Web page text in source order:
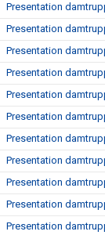
Presentation
Presentation
Presentation
Presentation
Presentation
Presentation
Presentation
Presentation
Presentation
Presentation
Presentation